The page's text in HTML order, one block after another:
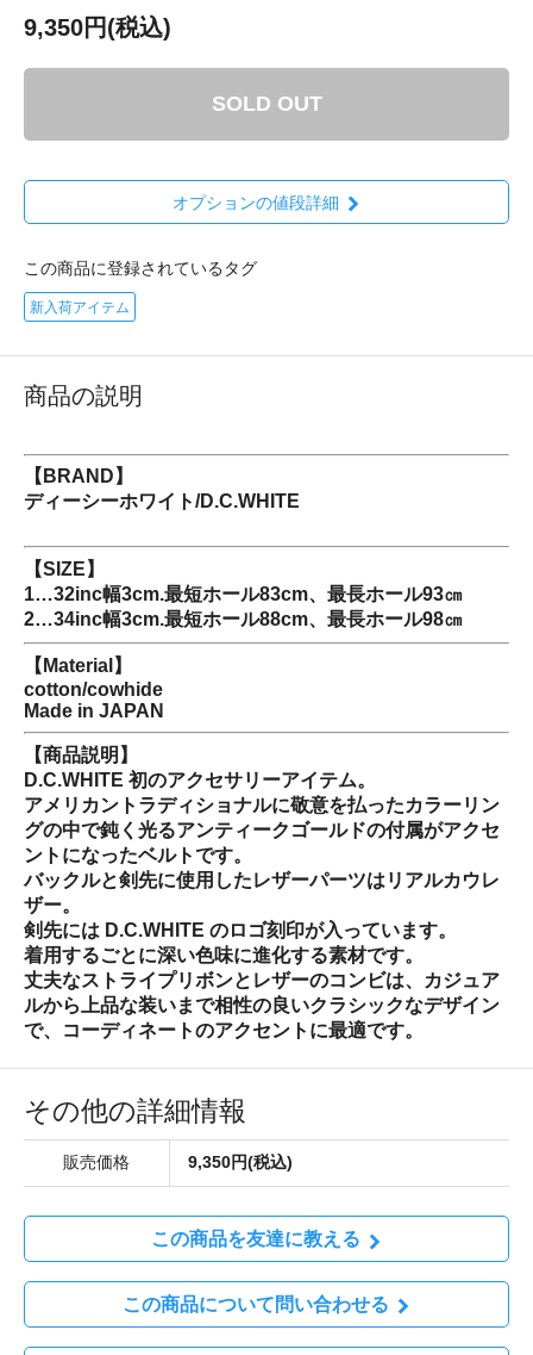
9,350円(税込)
SOLD OUT
オプションの値段詳細
この商品に登録されているタグ
新入荷アイテム
商品の説明
【BRAND】
ディーシーホワイト/D.C.WHITE
【SIZE】
1…32inc幅3cm.最短ホール83cm、最長ホール93㎝
2…34inc幅3cm.最短ホール88cm、最長ホール98㎝
【Material】
cotton/cowhide
Made in JAPAN
【商品説明】
D.C.WHITE 初のアクセサリーアイテム。
アメリカントラディショナルに敬意を払ったカラーリン
グの中で鈍く光るアンティークゴールドの付属がアクセ
ントになったベルトです。
バックルと剣先に使用したレザーパーツはリアルカウレ
ザー。
剣先には D.C.WHITE のロゴ刻印が入っています。
着用するごとに深い色味に進化する素材です。
丈夫なストライプリボンとレザーのコンビは、カジュア
ルから上品な装いまで相性の良いクラシックなデザイン
で、コーディネートのアクセントに最適です。
その他の詳細情報
販売価格 9,350円(税込)
この商品を友達に教える
この商品について問い合わせる